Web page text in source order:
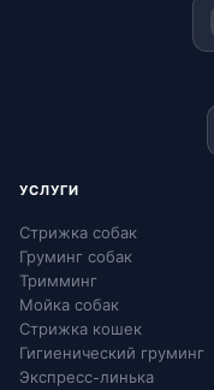
УСЛУГИ
Стрижка собак
Груминг собак
Тримминг
Мойка собак
Стрижка кошек
Гигиенический груминг
Экспресс-линька